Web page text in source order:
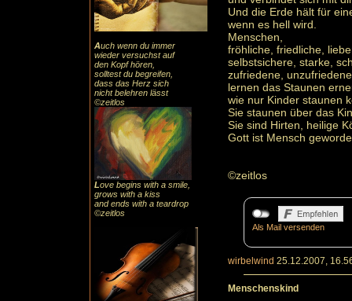
Auch wenn du immer
wieder versuchst auf
den Kopf hören,
solltest du begreifen,
dass das Herz sich
nicht belehren lässt
©zeitlos
Love begins with a smile,
grows with a kiss
and ends with a teardrop
©zeitlos
Und die Erde hält für
wenn es hell wird.
Menschen,
fröhliche, friedliche,
selbstsichere, starke,
zufriedene,
lernen das Staunen
wie nur Kinder staunen
Sie staunen über das
Sie sind Hirten, heilige
Gott ist Mensch
©zeitlos
Als Mail versenden
wirbelwind 25.12.2007,
Menschenskind